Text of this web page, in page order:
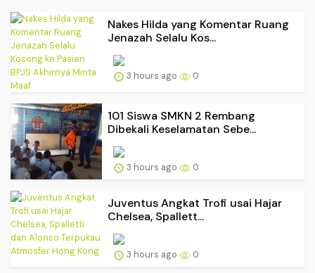
Nakes Hilda yang Komentar Ruang
Jenazah Selalu Kos...
3 hours ago 0
101 Siswa SMKN 2 Rembang
Dibekali Keselamatan Sebe...
3 hours ago 0
Juventus Angkat Trofi usai Hajar
Chelsea, Spallett...
3 hours ago 0